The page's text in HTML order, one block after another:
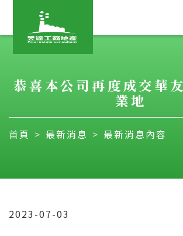
恭喜本公司再度成交華
業地
首頁 最新消息 最新消息內容
2023-07-03